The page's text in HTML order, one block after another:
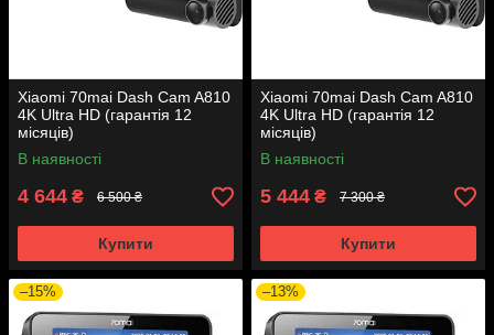
Xiaomi 70mai Dash Cam A810
4K Ultra HD (гарантія 12
місяців)
В наявності
4 644 ₴ 6 500 ₴
Купити
Xiaomi 70mai Dash Cam A810
4K Ultra HD (гарантія 12
місяців)
В наявності
5 444 ₴ 7 300 ₴
Купити
–15% –13%